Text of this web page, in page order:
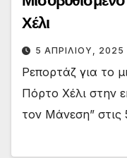
Χέλι
5 ΑΠΡΙΛΊΟΥ, 2025
Ρεπορτάζ για το
Πόρτο Χέλι στην
τον Μάνεση” στις